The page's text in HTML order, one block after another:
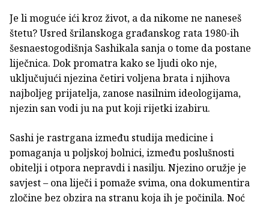
Je li moguće ići kroz život, a da nikome ne naneseš
štetu? Usred šrilanskoga građanskog rata 1980-ih
šesnaestogodišnja Sashikala sanja o tome da postane
liječnica. Dok promatra kako se ljudi oko nje,
uključujući njezina četiri voljena brata i njihova
najboljeg prijatelja, zanose nasilnim ideologijama,
njezin san vodi ju na put koji rijetki izabiru.
Sashi je rastrgana između studija medicine i
pomaganja u poljskoj bolnici, između poslušnosti
obitelji i otpora nepravdi i nasilju. Njezino oružje je
savjest – ona liječi i pomaže svima, ona dokumentira
zločine bez obzira na stranu koja ih je počinila. Noć